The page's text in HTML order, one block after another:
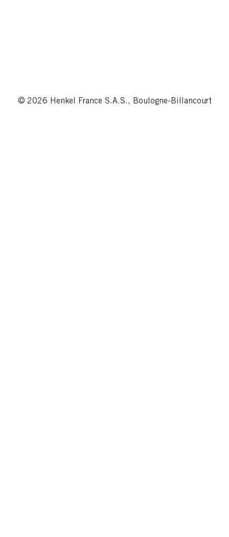
© 2026 Henkel France S.A.S., Boulogne-Billancourt